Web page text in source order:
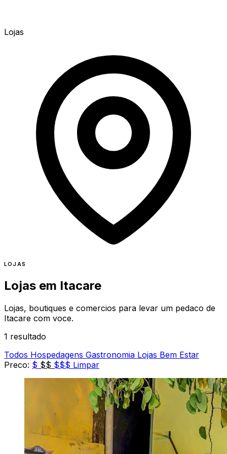
Lojas
LOJAS
Lojas em Itacare
Lojas, boutiques e comercios para levar um pedaco de
Itacare com voce.
1 resultado
Todos Hospedagens Gastronomia Lojas Bem Estar
Preco: $ $$ $$$ Limpar